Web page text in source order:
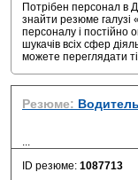
Потрібен персонал в
знайти резюме галузі «
персоналу і постійно
шукачів всіх сфер
можете переглядати
Резюме: Водитель
...
ID резюме: 1087713